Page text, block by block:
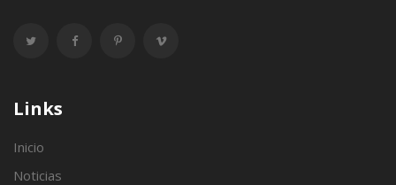
Links
Inicio
Noticias